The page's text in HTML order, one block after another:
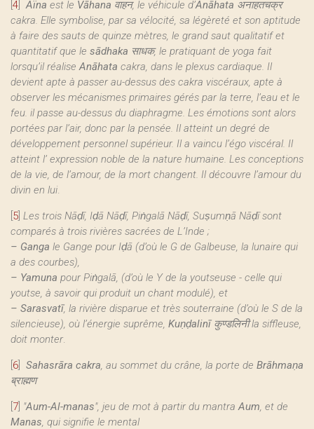
4 Aïna est le Vāhana वाहन, le véhicule d’Anāhata अनाहतचक्र
cakra. Elle symbolise, par sa vélocité, sa légèreté et son aptitude
à faire des sauts de quinze mètres, le grand saut qualitatif et
quantitatif que le sādhaka साधक, le pratiquant de yoga fait
lorsqu’il réaliseAnāhata cakra, dans le plexus cardiaque. Il
devient apte à passer au-dessus des cakra viscéraux, apte à
observer les mécanismes primaires gérés par la terre, l’eau et le
feu. il passe au-dessus du diaphragme. Les émotions sont alors
portées par l’air, donc par la pensée. Il atteint un degré de
développement personnel supérieur. Il a vaincu l’égo viscéral. Il
atteint l’ expression noble de la nature humaine. Les conceptions
de la vie, de l’amour, de la mort changent. Il découvre l’amour du
divin en lui.
5 Les trois Nāḍī, Iḍā Nāḍī, Piṅgalā Nāḍī, Suṣumṇā Nāḍī sont
comparés à trois rivières sacrées de L’Inde ;
– Ganga le Gange pour Iḍā (d’où le G de Galbeuse, la lunaire qui
a des courbes),
– Yamuna pour Piṅgalā, (d’où le Y de la youtseuse - celle qui
youtse, à savoir qui produit un chant modulé), et
– Sarasvatī, la rivière disparue et très souterraine (d’où le S de la
silencieuse), où l’énergie suprême, Kuṇḍalinīकुण्डलिनी la siffleuse,
doit monter.
6 Sahasrāra cakra, au sommet du crâne, la porte de Brāhmaṇa
ब्राह्मण
7 "Aum-Al-manas", jeu de mot à partir du mantraAum, et de
Manas, qui signifie le mental